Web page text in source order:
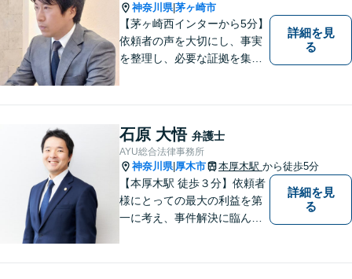
神奈川県|茅ヶ崎市
【茅ヶ崎西インターから5分】
依頼者の声を大切にし、事実
を整理し、必要な証拠を集め
親身に対応し、皆さまの少し
でも明るい未来のために尽力
しますのでご安心ください。
【駐車場有】
詳細を見
る
石原 大悟 弁護士
AYU総合法律事務所
神奈川県| 厚木市 本厚木駅 から徒歩5分
【本厚木駅 徒歩３分】依頼者
様にとっての最大の利益を第
一に考え、事件解決に臨んで
詳細を見
る